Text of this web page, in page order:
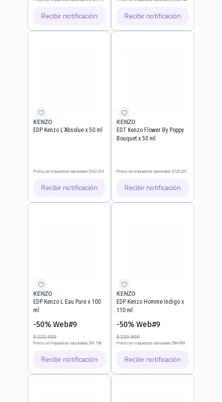
Recibir notificación Recibir notificación
KENZO
EDP Kenzo L'Absolue x 50 ml
Precio sin impuestos nacionales $162.314
Recibir notificación
KENZO
EDT Kenzo Flower By Poppy
Bouquet x 50 ml
Precio sin impuestos nacionales $125.207
Recibir notificación
KENZO
EDP Kenzo L Eau Pure x 100
ml
-50% Web#9
$222.000
Precio sin impuestos nacionales $91.736
Recibir notificación
KENZO
EDP Kenzo Homme Indigo x
110 ml
-50% Web#9
$229.800
Precio sin impuestos nacionales $94.959
Recibir notificación